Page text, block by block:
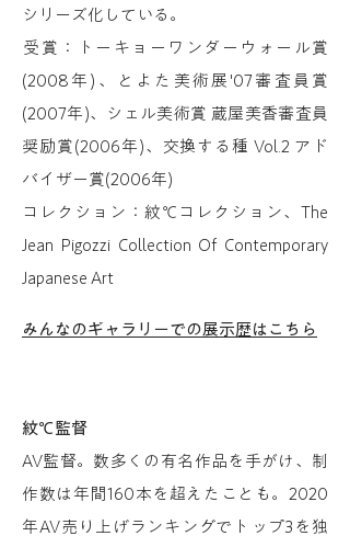
シリーズ化している。
受賞：トーキョーワンダーウォール賞
(2008年)、とよた美術展'07審査員賞
(2007年)、シェル美術賞 蔵屋美香審査員
奨励賞(2006年)、交換する種 Vol.2 アド
バイザー賞(2006年)
コレクション：紋℃コレクション、The
Jean Pigozzi Collection Of Contemporary
Japanese Art
みんなのギャラリーでの展示歴はこちら
紋℃監督
AV監督。数多くの有名作品を手がけ、制
作数は年間160本を超えたことも。2020
年AV売り上げランキングでトップ3を独